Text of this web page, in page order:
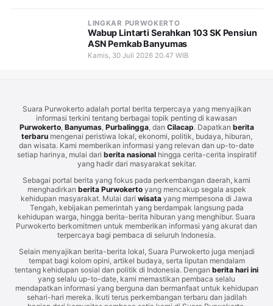
LINGKAR PURWOKERTO
Wabup Lintarti Serahkan 103 SK Pensiun
ASN Pemkab Banyumas
Kamis, 30 Juli 2026 20.47 WIB
Suara Purwokerto adalah portal berita terpercaya yang menyajikan
informasi terkini tentang berbagai topik penting di kawasan
Purwokerto, Banyumas, Purbalingga, dan Cilacap. Dapatkan berita
terbarumengenai peristiwa lokal, ekonomi, politik, budaya, hiburan,
dan wisata. Kami memberikan informasi yang relevan dan up-to-date
setiap harinya, mulai dari berita nasionalhingga cerita-cerita inspiratif
yang hadir dari masyarakat sekitar.
Sebagai portal berita yang fokus pada perkembangan daerah, kami
menghadirkan berita Purwokertoyang mencakup segala aspek
kehidupan masyarakat. Mulai dari wisata yang mempesona di Jawa
Tengah, kebijakan pemerintah yang berdampak langsung pada
kehidupan warga, hingga berita-berita hiburan yang menghibur. Suara
Purwokerto berkomitmen untuk memberikan informasi yang akurat dan
terpercaya bagi pembaca di seluruh Indonesia.
Selain menyajikan berita-berita lokal, Suara Purwokerto juga menjadi
tempat bagi kolom opini, artikel budaya, serta liputan mendalam
tentang kehidupan sosial dan politik di Indonesia. Dengan berita hari ini
yang selalu up-to-date, kami memastikan pembaca selalu
mendapatkan informasi yang berguna dan bermanfaat untuk kehidupan
sehari-hari mereka. Ikuti terus perkembangan terbaru dan jadilah